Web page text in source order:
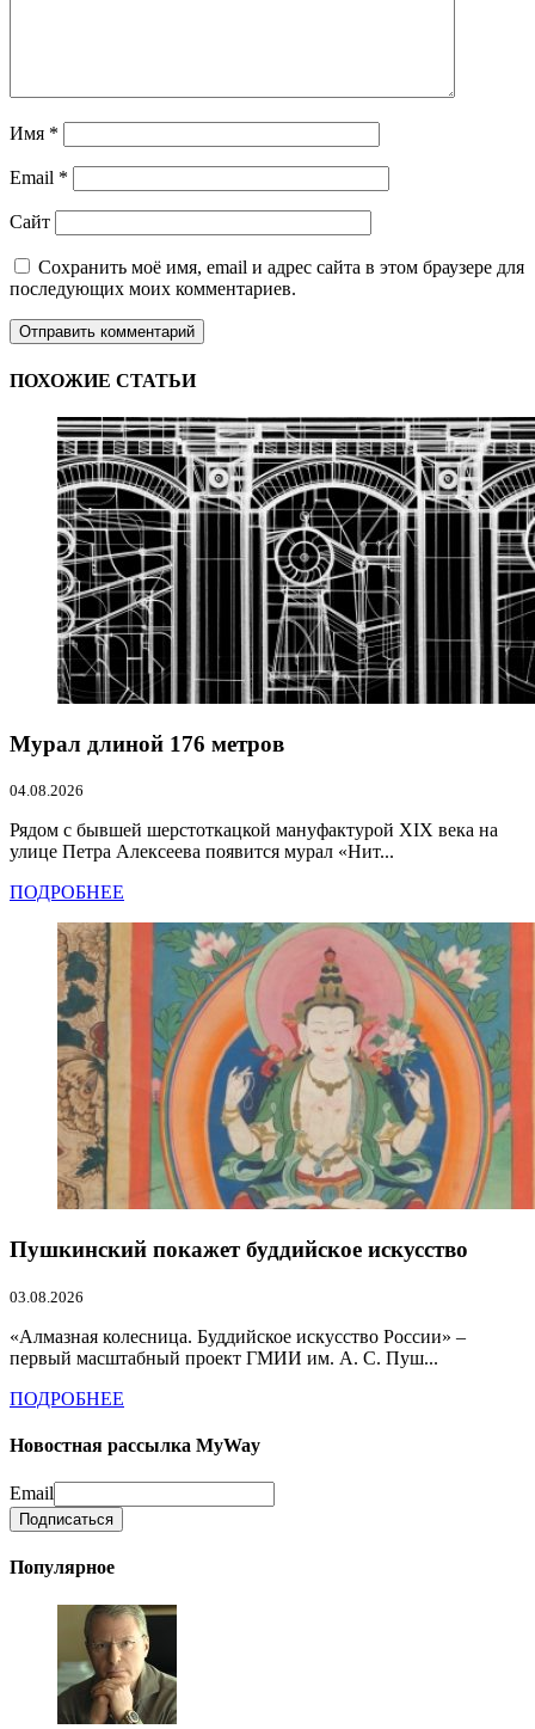
Имя *
Email *
Сайт
Сохранить моё имя, email и адрес сайта в этом браузере для
последующих моих комментариев.
ПОХОЖИЕ СТАТЬИ
Мурал длиной 176 метров
04.08.2026
Рядом с бывшей шерстоткацкой мануфактурой XIX века на
улице Петра Алексеева появится мурал «Нит...
ПОДРОБНЕЕ
Пушкинский покажет буддийское искусство
03.08.2026
«Алмазная колесница. Буддийское искусство России» –
первый масштабный проект ГМИИ им. А. С. Пуш...
ПОДРОБНЕЕ
Новостная рассылка MyWay
Email
Популярное